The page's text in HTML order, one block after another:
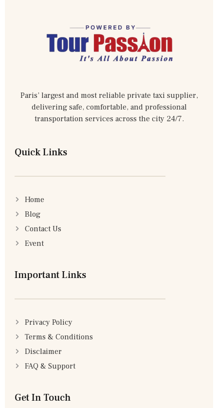
Paris’ largest and most reliable private taxi supplier,
delivering safe, comfortable, and professional
transportation services across the city 24/7.
Quick Links
Home
Blog
Contact Us
Event
Important Links
Privacy Policy
Terms & Conditions
Disclaimer
FAQ & Support
Get In Touch